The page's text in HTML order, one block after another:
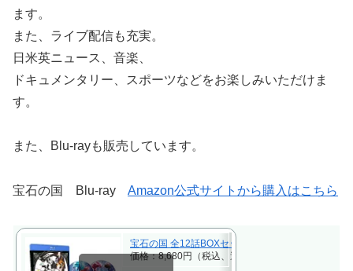
ます。
また、ライブ配信も充実。
日米英ニュース、音楽、
ドキュメンタリー、スポーツなどをお楽しみいただけま
す。
また、Blu-rayも販売しています。
宝石の国 Blu-ray Amazon公式サイトから購入はこちら
宝石の国 全12話BOXセット 新盤 ブルーレイ【Blu-
価格：8,680円（税込、送料無料)